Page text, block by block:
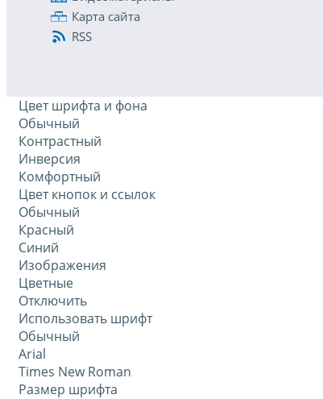
Карта сайта
RSS
Цвет шрифта и фона
Обычный
Контрастный
Инверсия
Комфортный
Цвет кнопок и ссылок
Обычный
Красный
Синий
Изображения
Цветные
Отключить
Использовать шрифт
Обычный
Arial
Times New Roman
Размер шрифта